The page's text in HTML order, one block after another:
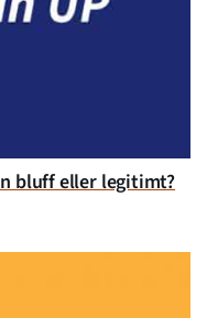
bluff eller legitimt?